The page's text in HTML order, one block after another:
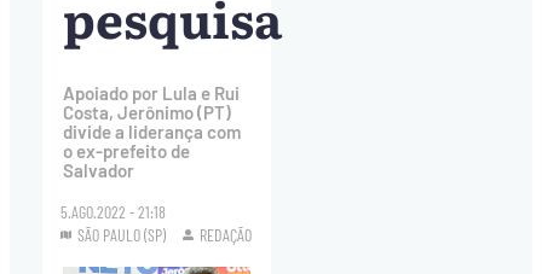
pesquisa
Apoiado por Lula e Rui
Costa, Jerônimo (PT)
divide a liderança com
o ex-prefeito de
Salvador
5.AGO.2022 - 21:18
SÃO PAULO (SP)
REDAÇÃO